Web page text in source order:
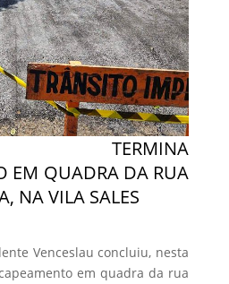
TERMINA
EM QUADRA DA RUA
NA VILA SALES
Venceslau concluiu, nesta
em quadra da rua